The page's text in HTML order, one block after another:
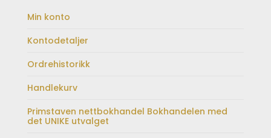
Min konto
Kontodetaljer
Ordrehistorikk
Handlekurv
Primstaven nettbokhandel Bokhandelen med
det UNIKE utvalget